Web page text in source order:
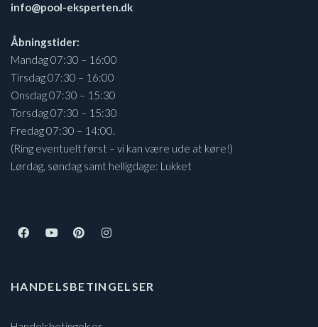
info@pool-eksperten.dk
Åbningstider:
Mandag 07:30 – 16:00
Tirsdag 07:30 – 16:00
Onsdag 07:30 – 15:30
Torsdag 07:30 – 15:30
Fredag 07:30 – 14:00.
(Ring eventuelt først – vi kan være ude at køre!)
Lørdag, søndag samt helligdage: Lukket
HANDELSBETINGELSER